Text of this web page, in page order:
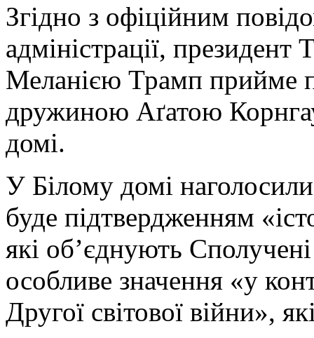
Згідно з офіційним
адміністрації,
Меланією Трамп прийме
дружиною Аґатою
домі.
У Білому домі
буде підтвердженням
які об’єднують
особливе значення «у
Другої світової війни»,